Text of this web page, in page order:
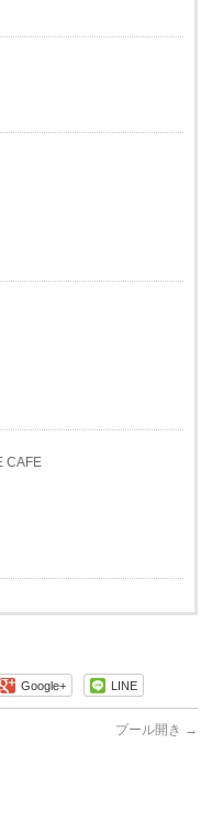
CAFE
Google+ LINE
プール開き →